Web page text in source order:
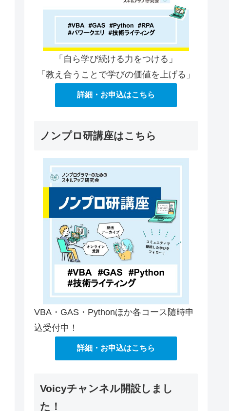
「自ら学び続ける力をつける」
「教え合うことで学びの価値を上げる」
詳細・お申込はこちら
ノンプロ研講座はこちら
VBA・GAS・Pythonほか各コース随時申
込受付中！
詳細・お申込はこちら
Voicyチャンネル開設しまし
た！